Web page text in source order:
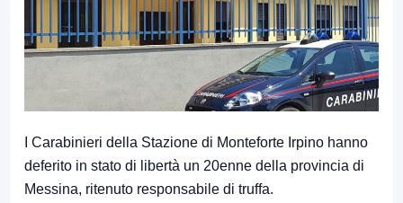
I Carabinieri della Stazione di Monteforte Irpino hanno
deferito in stato di libertà un 20enne della provincia di
Messina, ritenuto responsabile di truffa.